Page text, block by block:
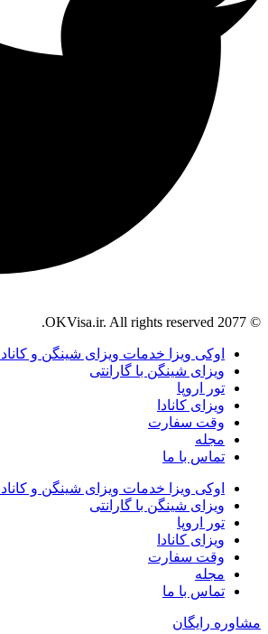
© 2077 OKVisa.ir. All rights reserved.
اوکی ویزا خدمات ویزای شینگن و کانادا
ویزای شینگن با گارانتی
تور اروپا
ویزای کانادا
وقت سفارت
مجله
تماس با ما
اوکی ویزا خدمات ویزای شینگن و کانادا
ویزای شینگن با گارانتی
تور اروپا
ویزای کانادا
وقت سفارت
مجله
تماس با ما
مشاوره رایگان